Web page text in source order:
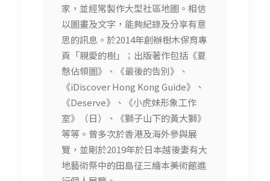
家，並經常製作大型社區地圖。相信
以圖畫及文字，能夠紀錄及分享有意
思的訊息。於2014年創辦樹木保育專
頁「親愛的樹」；出版著作包括《夏
慤佔領圖》、《最後的告別》、
《iDiscover Hong Kong Guide》、
《Deserve》、《小虎妹形象工作
室》（日）、《獅子山下的黃大獅》
等等。曾多次於香港及海外參與展
覽，並剛於2019年於日本越後妻有大
地藝術祭中的田島征三繪本美術館進